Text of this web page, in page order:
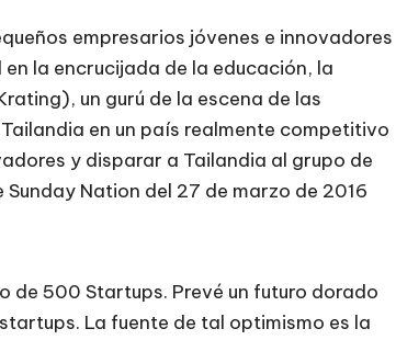
empresarios jóvenes e innovadores
la encrucijada de la educación, la
un gurú de la escena de las
en un país realmente competitivo
y disparar a Tailandia al grupo de
Nation del 27 de marzo de 2016
de 500 Startups. Prevé un futuro dorado
La fuente de tal optimismo es la